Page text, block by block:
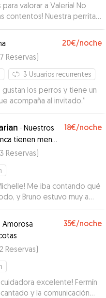
seguridad, por eso hemos
Estamos muy contentos
con el cuidado de Toston. 5/5”
a Valeria! No
contentos! Nuestra perrita
ella, y tuvieron feeling
nota la experiencia y que
Nos mandó muchas
durante todo el dia para
ha sentido como en casa!
cosa que solo hace en
con ella para la
20€/noche
7 Reservas)
3 Usuarios recurrentes
los perros y tiene un
acompaña al invitado.”
· Nuestros
tienen menos
18€/noche
3 Reservas)
Me iba contando qué
y Bruno estuvo muy a
”
Amorosa
35€/noche
2 Reservas)
excelente! Fermín
y la comunicación